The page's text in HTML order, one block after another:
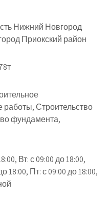
Нижний Новгород
Приокский район
Строительство
фундамента,
Вт: с 09:00 до 18:00,
18:00, Пт: с 09:00 до 18:00,